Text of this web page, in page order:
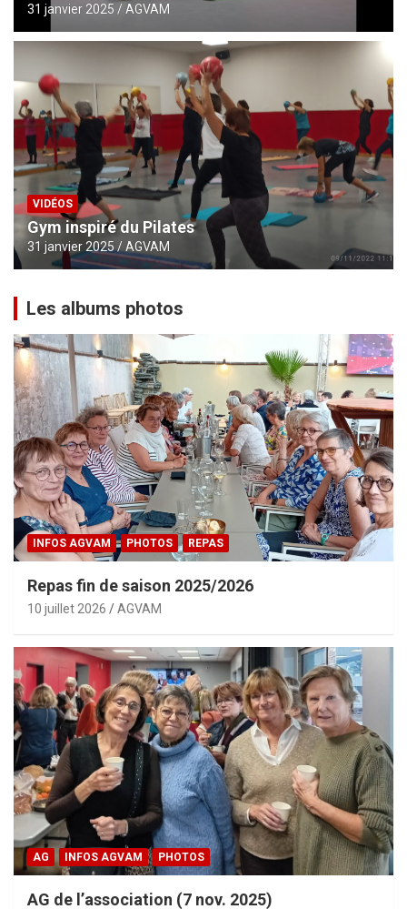
31 janvier 2025 AGVAM
VIDÉOS
Gym inspiré du Pilates
31 janvier 2025 AGVAM
Les albums photos
INFOS AGVAM PHOTOS REPAS
Repas fin de saison 2025/2026
10 juillet 2026 AGVAM
AG INFOS AGVAM PHOTOS
AG de l’association (7 nov. 2025)